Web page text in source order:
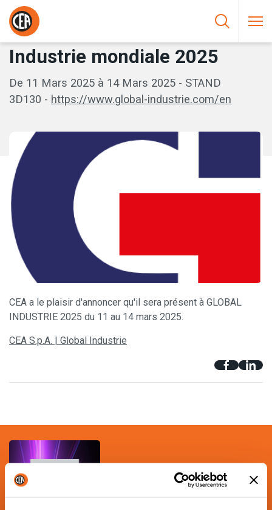
Aller au contenu
HOME/
Industrie mondiale 2025
De 11 Mars 2025 à 14 Mars 2025 - STAND
3D130 - https://www.global-industrie.com/en
CEA a le plaisir d'annoncer qu'il sera présent à GLOBAL
INDUSTRIE 2025 du 11 au 14 mars 2025.
CEA S.p.A. | Global Industrie